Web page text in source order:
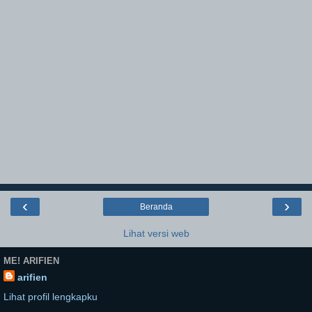
‹ ›
Beranda
Lihat versi web
ME! ARIFIEN
arifien
Lihat profil lengkapku